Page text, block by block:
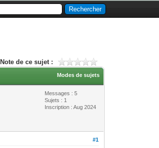
Note de ce sujet :
Modes de sujets
Messages : 5
Sujets : 1
Inscription : Aug 2024
#1